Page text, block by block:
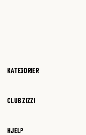
KATEGORIER
CLUB ZIZZI
HJELP